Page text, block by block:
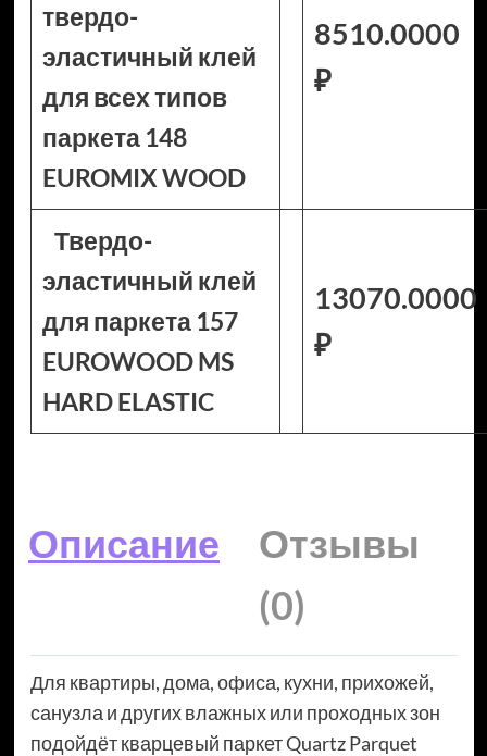
твердо-
эластичный клей
для всех типов
паркета 148
EUROMIX WOOD
8510.0000
₽
Твердо-
эластичный клей
для паркета 157
EUROWOOD MS
HARD ELASTIC
13070.0000
₽
Описание
Отзывы
(0)
Для квартиры, дома, офиса, кухни, прихожей,
санузла и других влажных или проходных зон
подойдёт кварцевый паркет Quartz Parquet